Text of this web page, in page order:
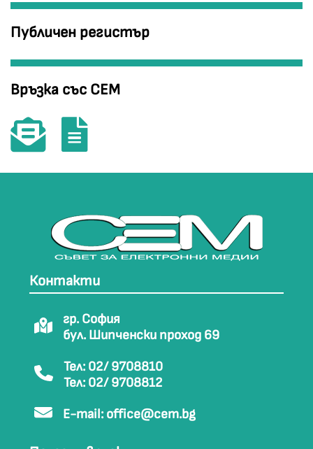
Публичен регистър
Връзка със СЕМ
Контакти
гр. София
бул. Шипченски проход 69
Тел: 02/ 9708810
Тел: 02/ 9708812
E-mail: office@cem.bg